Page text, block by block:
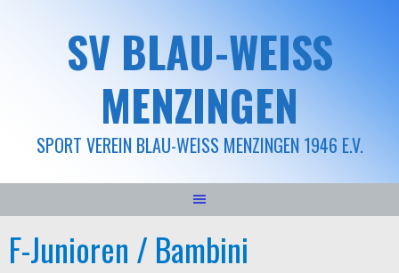
SV BLAU-WEISS M
ENZINGEN
SPORT VEREIN BLAU-WEISS MENZINGEN 1946 E.V.
F-Junioren / Bambini